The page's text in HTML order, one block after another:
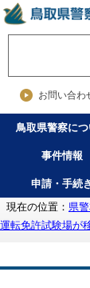
お問い合わ
鳥取県警察につ
事件情報
申請・手続
現在の位置： 県
運転免許試験場が